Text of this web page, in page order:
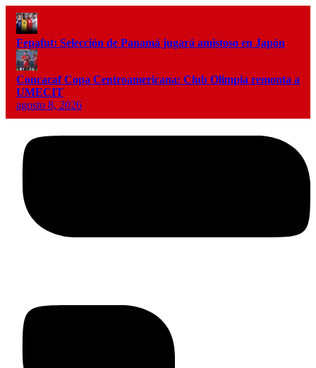
Fepafut: Selección de Panamá jugará amistoso en Japón
Concacaf Copa Centroamericana: Club Olimpia remonta a
UMECIT
agosto 8, 2026